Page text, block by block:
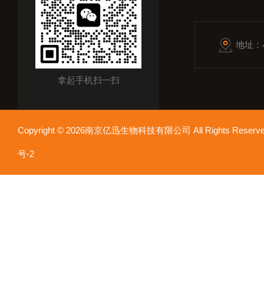
拿起手机扫一扫
地址
Copyright © 2026南京亿迅生物科技有限公司 All Rights
号-2